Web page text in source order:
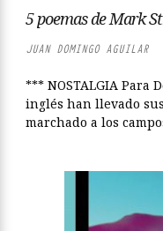
5 poemas de Mark
JUAN DOMINGO AGUILAR
*** NOSTALGIA Para
inglés han llevado
marchado a los